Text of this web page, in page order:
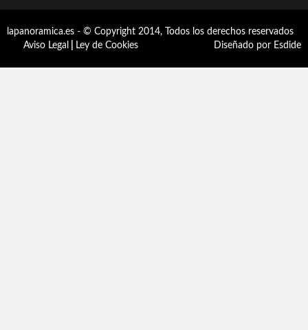
lapanoramica.es - © Copyright 2014, Todos los derechos reservados
Aviso Legal
Ley de Cookies Diseñado por Esdide